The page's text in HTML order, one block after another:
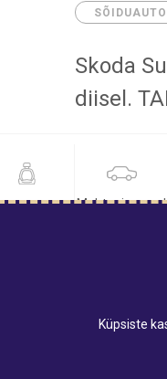
Skoda
diisel.
5 Mahtuniversaal
Küpsiste